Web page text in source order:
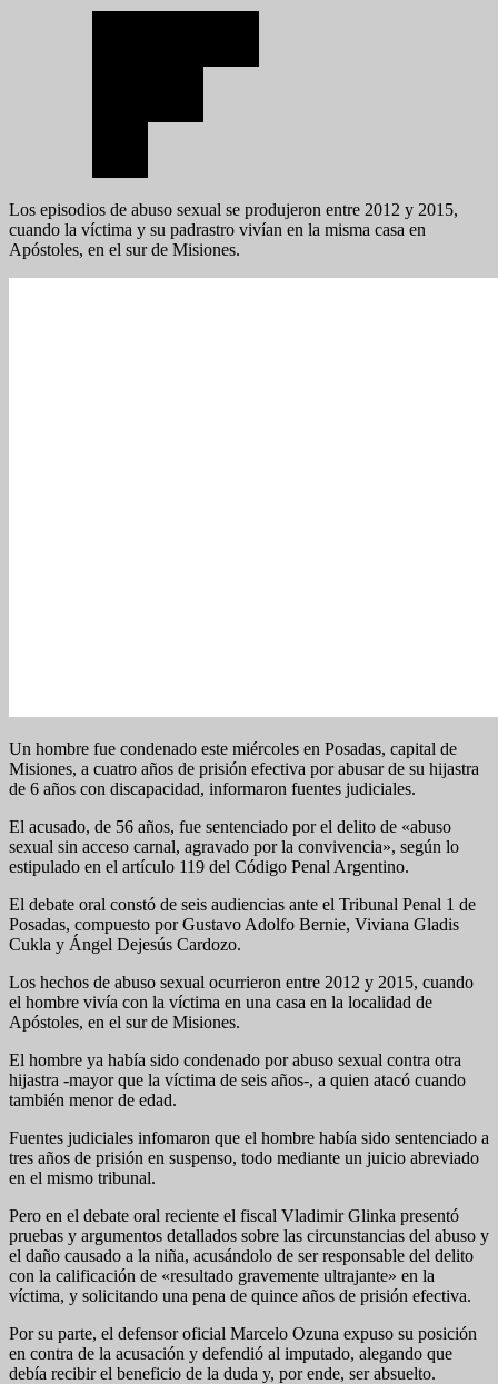
Los episodios de abuso sexual se produjeron entre 2012 y 2015,
cuando la víctima y su padrastro vivían en la misma casa en
Apóstoles, en el sur de Misiones.
Un hombre fue condenado este miércoles en Posadas, capital de
Misiones, a cuatro años de prisión efectiva por abusar de su hijastra
de 6 años con discapacidad, informaron fuentes judiciales.
El acusado, de 56 años, fue sentenciado por el delito de «abuso
sexual sin acceso carnal, agravado por la convivencia», según lo
estipulado en el artículo 119 del Código Penal Argentino.
El debate oral constó de seis audiencias ante el Tribunal Penal 1 de
Posadas, compuesto por Gustavo Adolfo Bernie, Viviana Gladis
Cukla y Ángel Dejesús Cardozo.
Los hechos de abuso sexual ocurrieron entre 2012 y 2015, cuando
el hombre vivía con la víctima en una casa en la localidad de
Apóstoles, en el sur de Misiones.
El hombre ya había sido condenado por abuso sexual contra otra
hijastra -mayor que la víctima de seis años-, a quien atacó cuando
también menor de edad.
Fuentes judiciales infomaron que el hombre había sido sentenciado a
tres años de prisión en suspenso, todo mediante un juicio abreviado
en el mismo tribunal.
Pero en el debate oral reciente el fiscal Vladimir Glinka presentó
pruebas y argumentos detallados sobre las circunstancias del abuso y
el daño causado a la niña, acusándolo de ser responsable del delito
con la calificación de «resultado gravemente ultrajante» en la
víctima, y solicitando una pena de quince años de prisión efectiva.
Por su parte, el defensor oficial Marcelo Ozuna expuso su posición
en contra de la acusación y defendió al imputado, alegando que
debía recibir el beneficio de la duda y, por ende, ser absuelto.